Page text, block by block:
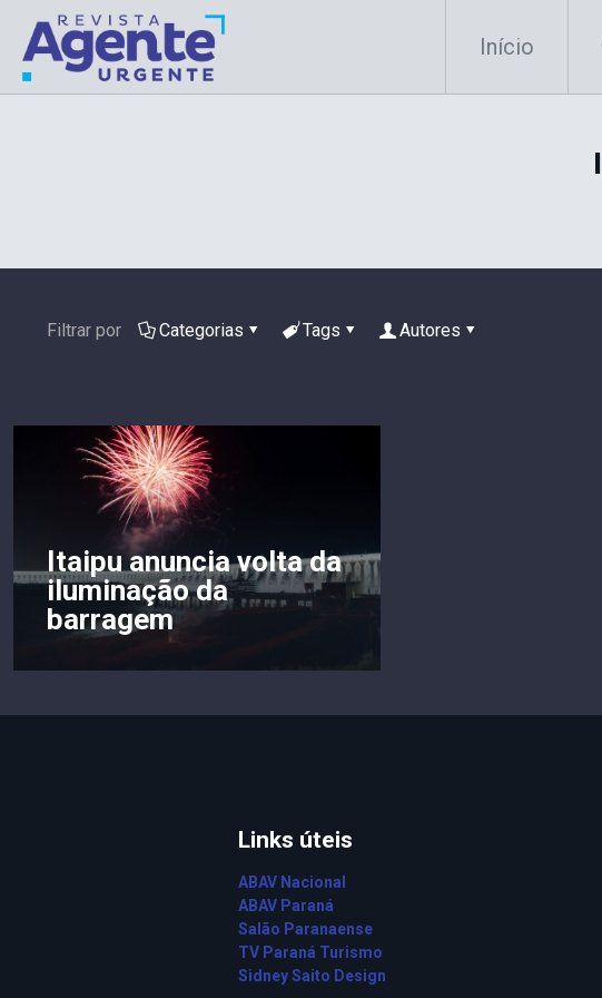
Início
Filtrar por Categorias Tags Autores
Itaipu anuncia volta da
iluminação da
barragem
Links úteis
ABAV Nacional
ABAV Paraná
Salão Paranaense
TV Paraná Turismo
Sidney Saito Design